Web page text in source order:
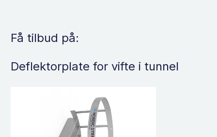
Få tilbud på:
Deflektorplate for vifte i tunnel